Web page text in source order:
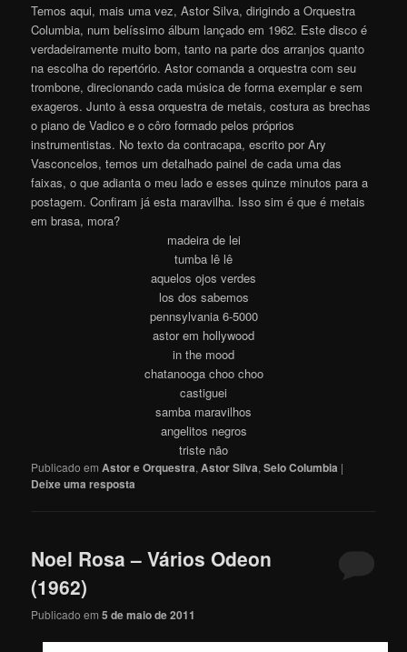
Temos aqui, mais uma vez, Astor Silva, dirigindo a Orquestra
Columbia, num belíssimo álbum lançado em 1962. Este disco é
verdadeiramente muito bom, tanto na parte dos arranjos quanto
na escolha do repertório. Astor comanda a orquestra com seu
trombone, direcionando cada música de forma exemplar e sem
exageros. Junto à essa orquestra de metais, costura as brechas
o piano de Vadico e o côro formado pelos próprios
instrumentistas. No texto da contracapa, escrito por Ary
Vasconcelos, temos um detalhado painel de cada uma das
faixas, o que adianta o meu lado e esses quinze minutos para a
postagem. Confiram já esta maravilha. Isso sim é que é metais
em brasa, mora?
madeira de lei
tumba lê lê
aquelos ojos verdes
los dos sabemos
pennsylvania 6-5000
astor em hollywood
in the mood
chatanooga choo choo
castiguei
samba maravilhos
angelitos negros
triste não
Publicado em Astor e Orquestra,Astor Silva,Selo Columbia |
Deixe uma resposta
Noel Rosa – Vários Odeon
(1962)
Publicado em5 de maio de 2011